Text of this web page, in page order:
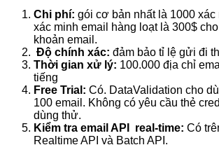
Chi phí: gói cơ bản nhất là 1000 xác
xác minh email hàng loạt là 300$
khoản email.
Độ chính xác: đảm bảo tỉ lệ gửi đi
Thời gian xử lý: 100.000 địa chỉ
tiếng
Free Trial: Có. DataValidation cho
100 email. Không có yêu cầu thẻ
dùng thử.
Kiểm tra email API real-time: Có
Realtime API và Batch API.